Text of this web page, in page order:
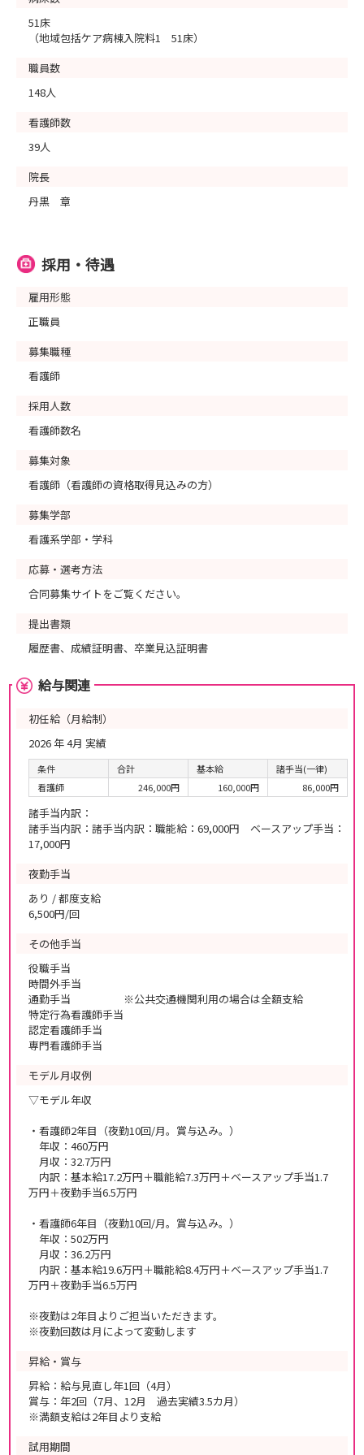
51床
（地域包括ケア病棟入院料1 51床）
職員数
148人
看護師数
39人
院長
丹黒 章
採用・待遇
雇用形態
正職員
募集職種
看護師
採用人数
看護師数名
募集対象
看護師（看護師の資格取得見込みの方）
募集学部
看護系学部・学科
応募・選考方法
合同募集サイトをご覧ください。
提出書類
履歴書、成績証明書、卒業見込証明書
給与関連
初任給（月給制）
2026 年 4月 実績
条件 合計 基本給
諸手当(一律)
看護師
246,000円 160,000円 86,000円
諸手当内訳：
諸手当内訳：諸手当内訳：職能給：69,000円 ベースアップ手当：
17,000円
夜勤手当
あり / 都度支給
6,500円/回
その他手当
役職手当
時間外手当
通勤手当 ※公共交通機関利用の場合は全額支給
特定行為看護師手当
認定看護師手当
専門看護師手当
モデル月収例
▽モデル年収
・看護師2年目（夜勤10回/月。賞与込み。）
年収：460万円
月収：32.7万円
内訳：基本給17.2万円＋職能給7.3万円＋ベースアップ手当1.7
万円＋夜勤手当6.5万円
・看護師6年目（夜勤10回/月。賞与込み。）
年収：502万円
月収：36.2万円
内訳：基本給19.6万円＋職能給8.4万円＋ベースアップ手当1.7
万円＋夜勤手当6.5万円
※夜勤は2年目よりご担当いただきます。
※夜勤回数は月によって変動します
昇給・賞与
昇給：給与見直し年1回（4月）
賞与：年2回（7月、12月 過去実績3.5カ月）
※満額支給は2年目より支給
試用期間